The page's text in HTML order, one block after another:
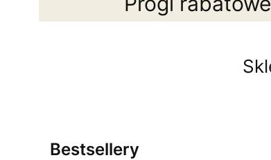
Bestsellery